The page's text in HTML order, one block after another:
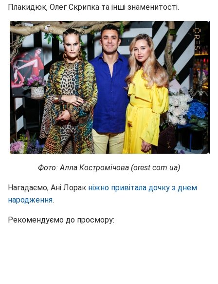
Плакидюк, Олег Скрипка та інші знаменитості.
Фото: Алла Костромічова (orest.com.ua)
Нагадаємо, Ані Лорак ніжно привітала дочку з днем
народження.
Рекомендуємо до просмору: